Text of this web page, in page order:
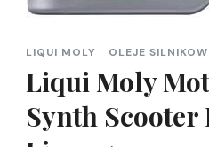
LIQUI MOLY OLEJE
Liqui Moly
Synth Scooter